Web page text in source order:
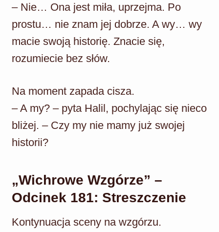
– Nie… Ona jest miła, uprzejma. Po
prostu… nie znam jej dobrze. A wy… wy
macie swoją historię. Znacie się,
rozumiecie bez słów.
Na moment zapada cisza.
– A my? – pyta Halil, pochylając się nieco
bliżej. – Czy my nie mamy już swojej
historii?
„Wichrowe Wzgórze” –
Odcinek 181: Streszczenie
Kontynuacja sceny na wzgórzu.